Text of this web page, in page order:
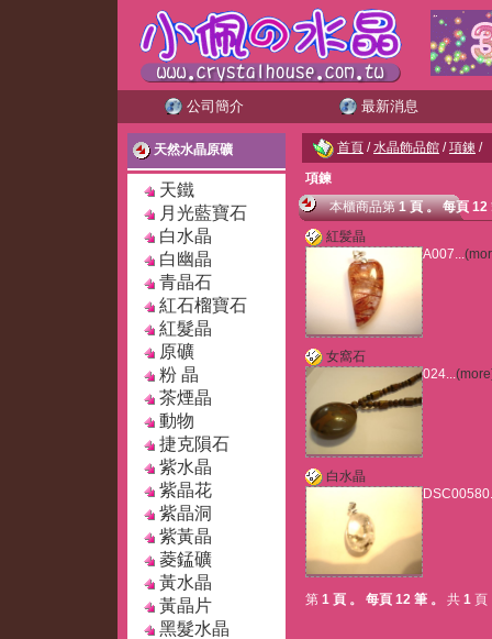
公司簡介 最新消息
天然水晶原礦
天鐵
月光藍寶石
白水晶
白幽晶
青晶石
紅石榴寶石
紅髮晶
原礦
粉 晶
茶煙晶
動物
捷克隕石
紫水晶
紫晶花
紫晶洞
紫黃晶
菱錳礦
黃水晶
黃晶片
黑髮水晶
首頁 /水晶飾品館 /項鍊 /
項鍊
本櫃商品第1 頁。每頁 12
紅髪晶
A007...
女窩石
024...
白水晶
第 1 頁 。 每頁 12 筆 。 共 1 頁